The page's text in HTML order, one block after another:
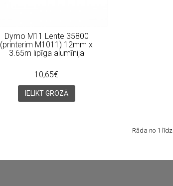
Dymo M11 Lente 35800
(printerim M1011) 12mm x
3.65m lipīga alumīnija
10,65€
IELIKT GROZĀ
Rāda no 1